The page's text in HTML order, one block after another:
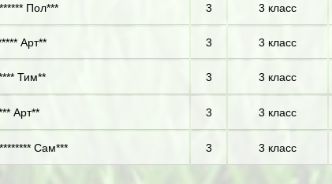
Пол*** 3 3 класс
Арт** 3 3 класс
Тим** 3 3 класс
Арт** 3 3 класс
Сам*** 3 3 класс